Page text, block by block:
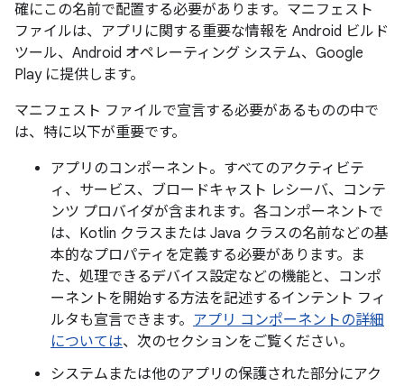
確にこの名前で配置する必要があります。 マニフェスト
ファイルは、アプリに関する重要な情報を Android ビルド
ツール、Android オペレーティング システム、Google
Play に提供します。
マニフェスト ファイルで宣言する必要があるものの中で
は、特に以下が重要です。
アプリのコンポーネント。すべてのアクティビテ
ィ、サービス、ブロードキャスト レシーバ、コンテ
ンツ プロバイダが含まれます。各コンポーネントで
は、Kotlin クラスまたは Java クラスの名前などの基
本的なプロパティを定義する必要があります。ま
た、処理できるデバイス設定などの機能と、コンポ
ーネントを開始する方法を記述するインテント フィ
ルタも宣言できます。 アプリ コンポーネントの詳細
については、次のセクションをご覧ください。
システムまたは他のアプリの保護された部分にアク